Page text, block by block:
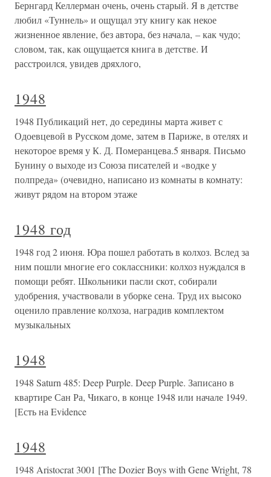
Бернгард Келлерман очень, очень старый. Я в детстве
любил «Туннель» и ощущал эту книгу как некое
жизненное явление, без автора, без начала, – как чудо;
словом, так, как ощущается книга в детстве. И
расстроился, увидев дряхлого,
1948
1948 Публикаций нет, до середины марта живет с
Одоевцевой в Русском доме, затем в Париже, в отелях и
некоторое время у К. Д. Померанцева.5 января. Письмо
Бунину о выходе из Союза писателей и «водке у
полпреда» (очевидно, написано из комнаты в комнату:
живут рядом на втором этаже
1948 год
1948 год 2 июня. Юра пошел работать в колхоз. Вслед за
ним пошли многие его соклассники: колхоз нуждался в
помощи ребят. Школьники пасли скот, собирали
удобрения, участвовали в уборке сена. Труд их высоко
оценило правление колхоза, наградив комплектом
музыкальных
1948
1948 Saturn 485: Deep Purple. Deep Purple. Записано в
квартире Сан Ра, Чикаго, в конце 1948 или начале 1949.
[Есть на Evidence
1948
1948 Aristocrat 3001 [The Dozier Boys with Gene Wright, 78